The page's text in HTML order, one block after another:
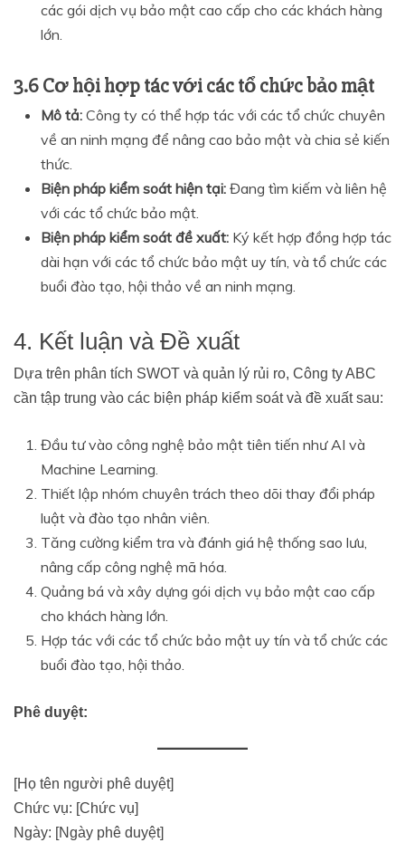
các gói dịch vụ bảo mật cao cấp cho các khách hàng
lớn.
3.6 Cơ hội hợp tác với các tổ chức bảo mật
Mô tả: Công ty có thể hợp tác với các tổ chức chuyên
về an ninh mạng để nâng cao bảo mật và chia sẻ kiến
thức.
Biện pháp kiểm soát hiện tại: Đang tìm kiếm và liên hệ
với các tổ chức bảo mật.
Biện pháp kiểm soát đề xuất: Ký kết hợp đồng hợp tác
dài hạn với các tổ chức bảo mật uy tín, và tổ chức các
buổi đào tạo, hội thảo về an ninh mạng.
4. Kết luận và Đề xuất
Dựa trên phân tích SWOT và quản lý rủi ro, Công ty ABC
cần tập trung vào các biện pháp kiểm soát và đề xuất sau:
Đầu tư vào công nghệ bảo mật tiên tiến như AI và
Machine Learning.
Thiết lập nhóm chuyên trách theo dõi thay đổi pháp
luật và đào tạo nhân viên.
Tăng cường kiểm tra và đánh giá hệ thống sao lưu,
nâng cấp công nghệ mã hóa.
Quảng bá và xây dựng gói dịch vụ bảo mật cao cấp
cho khách hàng lớn.
Hợp tác với các tổ chức bảo mật uy tín và tổ chức các
buổi đào tạo, hội thảo.
Phê duyệt:
[Họ tên người phê duyệt]
Chức vụ: [Chức vụ]
Ngày: [Ngày phê duyệt]